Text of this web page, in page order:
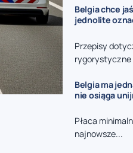
Belgia chce
jednolite
Przepisy
rygorystyczne
Belgia ma
nie osiąga
Płaca
najnowsze...